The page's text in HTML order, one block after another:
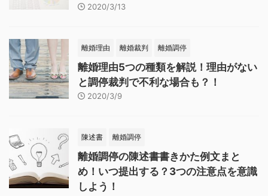
2020/3/13
離婚理由 離婚裁判 離婚調停
離婚理由5つの種類を解説！理由がない
と調停裁判で不利な場合も？！
2020/3/9
陳述書 離婚調停
離婚調停の陳述書書きかた例文まと
め！いつ提出する？3つの注意点を意識
しよう！